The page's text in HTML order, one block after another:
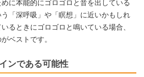
に本能的にゴロゴロと音を出している
「深呼吸」や「瞑想」に近いかもしれ
るときにゴロゴロと鳴いている場合、
ベストです。
ンである可能性